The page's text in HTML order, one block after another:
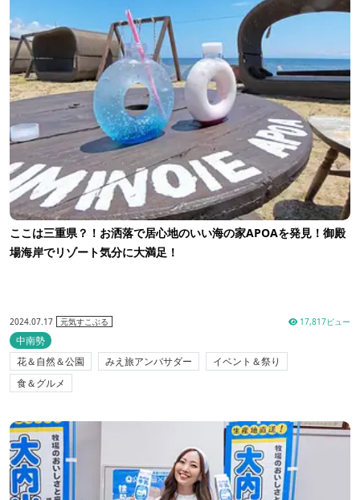
ここは三重県？！お洒落で居心地のいい海の家APOAを発見！御殿
場海岸でリゾート気分に大満足！
2024.07.17 元気すこぶる 17,817ビュー
中南勢
花＆自然＆公園
みえ旅アンバサダー
イベント＆祭り
食＆グルメ